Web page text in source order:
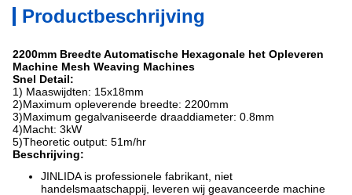
Productbeschrijving
2200mm Breedte Automatische Hexagonale het Opleveren
Machine Mesh Weaving Machines
Snel Detail:
1) Maaswijdten: 15x18mm
2)Maximum opleverende breedte: 2200mm
3)Maximum gegalvaniseerde draaddiameter: 0.8mm
4)Macht: 3kW
5)Theoretic output: 51m/hr
Beschrijving:
JINLIDA is professionele fabrikant, niet
handelsmaatschappij, leveren wij geavanceerde machine